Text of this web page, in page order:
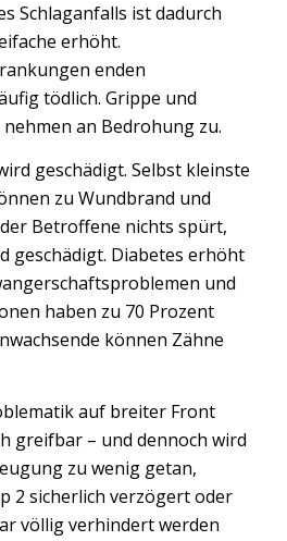
Schlaganfalls ist dadurch
erhöht.
enden
tödlich. Grippe und
an Bedrohung zu.
geschädigt. Selbst kleinste
zu Wundbrand und
Betroffene nichts spürt,
geschädigt. Diabetes erhöht
und
haben zu 70 Prozent
können Zähne
auf breiter Front
greifbar – und dennoch wird
zu wenig getan,
2 sicherlich verzögert oder
völlig verhindert werden